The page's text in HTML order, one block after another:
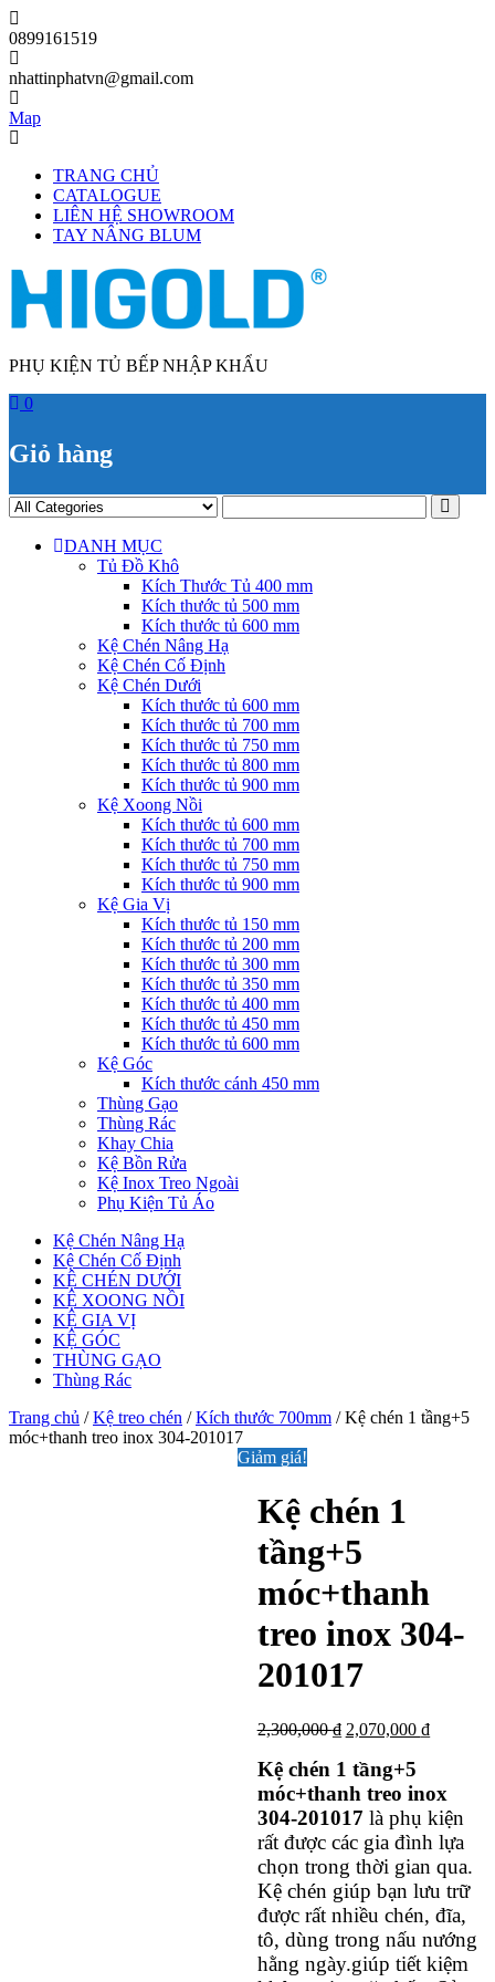
Skip
to
content
0899161519
nhattinphatvn@gmail.com
Map
TRANG CHỦ
CATALOGUE
LIÊN HỆ SHOWROOM
TAY NÂNG BLUM
PHỤ KIỆN TỦ BẾP NHẬP KHẨU
0
Giỏ hàng
DANH MỤC
Tủ Đồ Khô
Kích Thước Tủ 400 mm
Kích thước tủ 500 mm
Kích thước tủ 600 mm
Kệ Chén Nâng Hạ
Kệ Chén Cố Định
Kệ Chén Dưới
Kích thước tủ 600 mm
Kích thước tủ 700 mm
Kích thước tủ 750 mm
Kích thước tủ 800 mm
Kích thước tủ 900 mm
Kệ Xoong Nồi
Kích thước tủ 600 mm
Kích thước tủ 700 mm
Kích thước tủ 750 mm
Kích thước tủ 900 mm
Kệ Gia Vị
Kích thước tủ 150 mm
Kích thước tủ 200 mm
Kích thước tủ 300 mm
Kích thước tủ 350 mm
Kích thước tủ 400 mm
Kích thước tủ 450 mm
Kích thước tủ 600 mm
Kệ Góc
Kích thước cánh 450 mm
Thùng Gạo
Thùng Rác
Khay Chia
Kệ Bồn Rửa
Kệ Inox Treo Ngoài
Phụ Kiện Tủ Áo
Kệ Chén Nâng Hạ
Kệ Chén Cố Định
KỆ CHÉN DƯỚI
KỆ XOONG NỒI
KỆ GIA VỊ
KỆ GÓC
THÙNG GẠO
Thùng Rác
Trang chủ /Kệ treo chén /Kích thước 700mm / Kệ chén 1 tầng+5
móc+thanh treo inox 304-201017
Giảm giá!
Kệ chén 1
tầng+5
móc+thanh
treo inox 304-
201017
2,300,000₫ Giá
là:
2,300,000 ₫.
2,070,000 ₫Giá
là:
Kệ chén 1 tầng+5
móc+thanh treo inox
304-201017 là phụ kiện
rất được các gia đình lựa
chọn trong thời gian qua.
Kệ chén giúp bạn lưu trữ
được rất nhiều chén, đĩa,
tô, dùng trong nấu nướng
hằng ngày.giúp tiết kiệm